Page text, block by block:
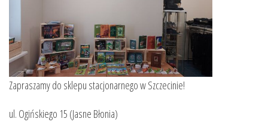
Zapraszamy do sklepu stacjonarnego w Szczecinie!
ul. Ogińskiego 15 (Jasne Błonia)